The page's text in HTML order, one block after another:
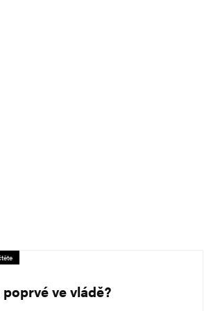
ve vládě?